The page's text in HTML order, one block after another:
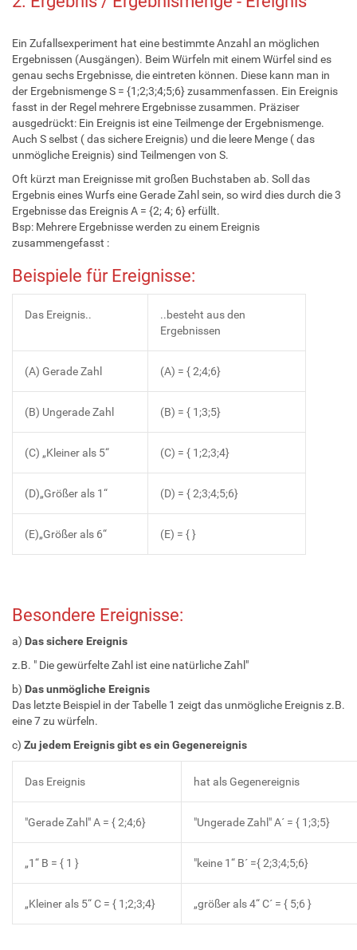
Ein Zufallsexperiment hat eine bestimmte Anzahl an möglichen
Ergebnissen (Ausgängen). Beim Würfeln mit einem Würfel sind es
genau sechs Ergebnisse, die eintreten können. Diese kann man in
der Ergebnismenge S = {1;2;3;4;5;6} zusammenfassen. Ein Ereignis
fasst in der Regel mehrere Ergebnisse zusammen. Präziser
ausgedrückt: Ein Ereignis ist eine Teilmenge der Ergebnismenge.
Auch S selbst ( das sichere Ereignis) und die leere Menge ( das
unmögliche Ereignis) sind Teilmengen von S.
Oft kürzt man Ereignisse mit großen Buchstaben ab. Soll das
Ergebnis eines Wurfs eine Gerade Zahl sein, so wird dies durch die 3
Ergebnisse das Ereignis A = {2; 4; 6} erfüllt.
Bsp: Mehrere Ergebnisse werden zu einem Ereignis
zusammengefasst :
Beispiele für Ereignisse:
Das Ereignis..
..besteht aus den
Ergebnissen
(A) Gerade Zahl (A) = { 2;4;6}
(B) Ungerade Zahl (B) = { 1;3;5}
(C) „Kleiner als 5“ (C) = { 1;2;3;4}
(D)„Größer als 1“ (D) = { 2;3;4;5;6}
(E)„Größer als 6“ (E) = { }
Besondere Ereignisse:
a) Das sichere Ereignis
z.B. " Die gewürfelte Zahl ist eine natürliche Zahl"
b) Das unmögliche Ereignis
Das letzte Beispiel in der Tabelle 1 zeigt das unmögliche Ereignis z.B.
eine 7 zu würfeln.
c) Zu jedem Ereignis gibt es ein Gegenereignis
Das Ereignis hat als Gegenereignis
"Gerade Zahl" A = { 2;4;6} "Ungerade Zahl" A´ = { 1;3;5}
„1“ B = { 1 } "keine 1“ B´ ={ 2;3;4;5;6}
„Kleiner als 5“ C = { 1;2;3;4} „größer als 4“ C´ = { 5;6 }